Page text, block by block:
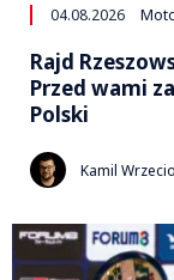
04.08.2026
Rajd
Przed wami
Polski
Kamil